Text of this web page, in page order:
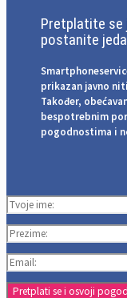
Pretplatite se
postanite
prikazan javno
Također,
bespotrebnim
pogodnostima i